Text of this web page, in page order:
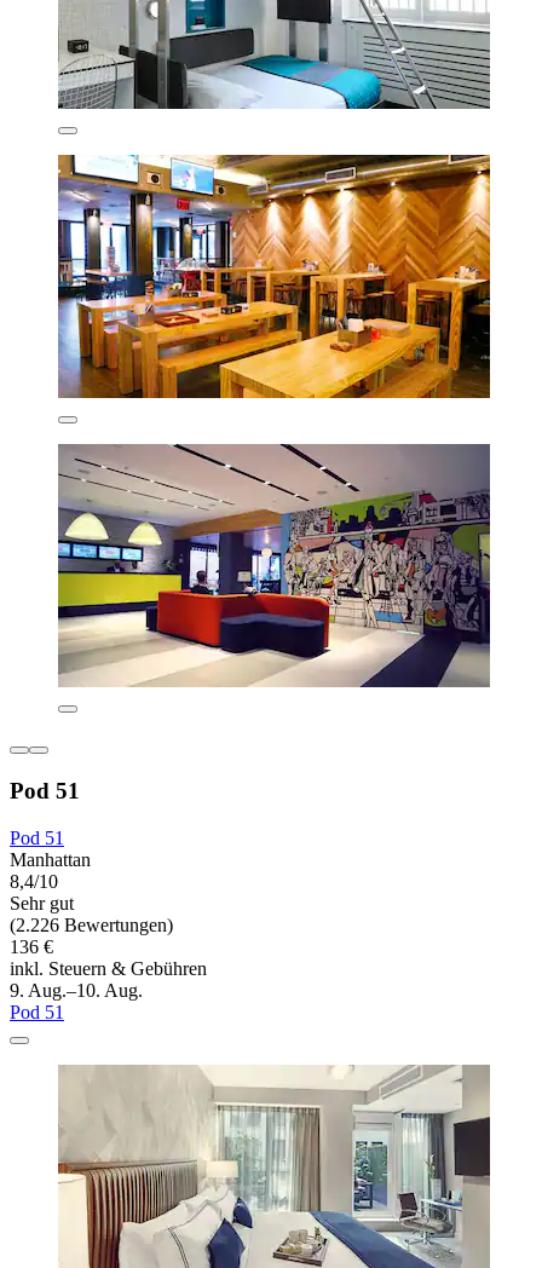
Pod 51
Pod 51
Manhattan
8,4/10
Sehr gut
(2.226 Bewertungen)
136 €
inkl. Steuern & Gebühren
9. Aug.–10. Aug.
Pod 51